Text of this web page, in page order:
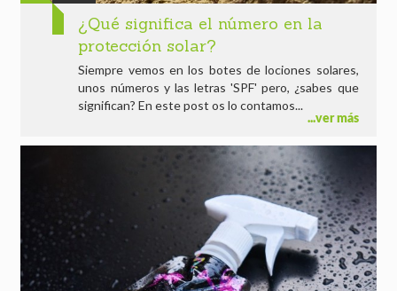
¿Qué significa el número en la
protección solar?
Siempre vemos en los botes de lociones solares,
unos números y las letras 'SPF' pero, ¿sabes que
significan? En este post os lo contamos...
ver más